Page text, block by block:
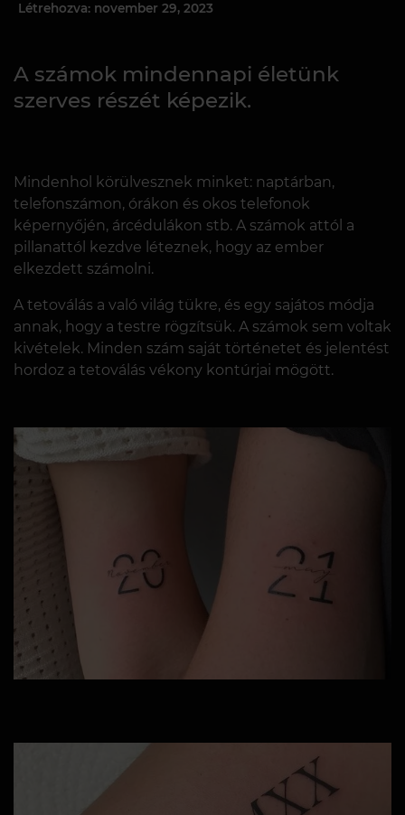
Létrehozva: november 29, 2023
A számok mindennapi életünk
szerves részét képezik.
Mindenhol körülvesznek minket: naptárban,
telefonszámon, órákon és okos telefonok
képernyőjén, árcédulákon stb. A számok attól a
pillanattól kezdve léteznek, hogy az ember
elkezdett számolni.
A tetoválás a való világ tükre, és egy sajátos módja
annak, hogy a testre rögzítsük. A számok sem voltak
kivételek. Minden szám saját történetet és jelentést
hordoz a tetoválás vékony kontúrjai mögött.